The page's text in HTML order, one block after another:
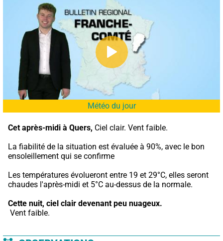
Météo du jour
Cet après-midi à Quers, Ciel clair. Vent faible.
La fiabilité de la situation est évaluée à 90%, avec le bon
ensoleillement qui se confirme
Les températures évolueront entre 19 et 29°C, elles seront
chaudes l'après-midi et 5°C au-dessus de la normale.
Cette nuit, ciel clair devenant peu nuageux.
Vent faible.